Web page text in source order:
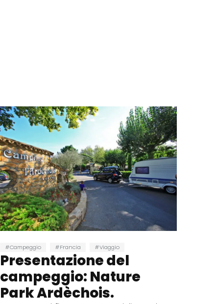
Campeggio Francia Viaggio
Presentazione del
campeggio: Nature
Park Ardèchois.